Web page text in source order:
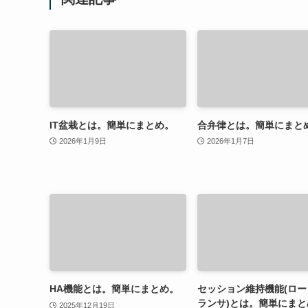
IT盆栽とは。簡単にまとめ。
2026年1月9日
合弁律とは。簡単にまと
2026年1月7日
HA機能とは。簡単にまとめ。
2025年12月19日
セッション維持機能(ロ
ランサ)とは。簡単にま